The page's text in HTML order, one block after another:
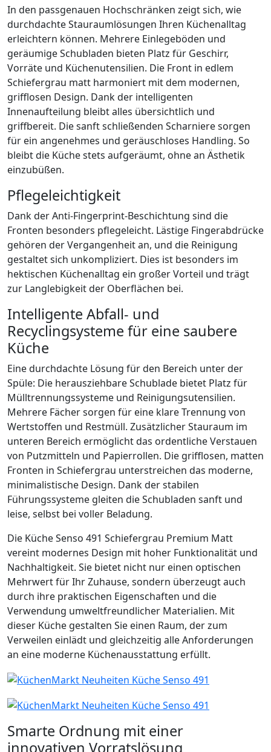
In den passgenauen Hochschränken zeigt sich, wie
durchdachte Stauraumlösungen Ihren Küchenalltag
erleichtern können. Mehrere Einlegeböden und
geräumige Schubladen bieten Platz für Geschirr,
Vorräte und Küchenutensilien. Die Front in edlem
Schiefergrau matt harmoniert mit dem modernen,
grifflosen Design. Dank der intelligenten
Innenaufteilung bleibt alles übersichtlich und
griffbereit. Die sanft schließenden Scharniere sorgen
für ein angenehmes und geräuschloses Handling. So
bleibt die Küche stets aufgeräumt, ohne an Ästhetik
einzubüßen.
Pflegeleichtigkeit
Dank der Anti-Fingerprint-Beschichtung sind die
Fronten besonders pflegeleicht. Lästige Fingerabdrücke
gehören der Vergangenheit an, und die Reinigung
gestaltet sich unkompliziert. Dies ist besonders im
hektischen Küchenalltag ein großer Vorteil und trägt
zur Langlebigkeit der Oberflächen bei.
Intelligente Abfall- und
Recyclingsysteme für eine saubere
Küche
Eine durchdachte Lösung für den Bereich unter der
Spüle: Die herausziehbare Schublade bietet Platz für
Mülltrennungssysteme und Reinigungsutensilien.
Mehrere Fächer sorgen für eine klare Trennung von
Wertstoffen und Restmüll. Zusätzlicher Stauraum im
unteren Bereich ermöglicht das ordentliche Verstauen
von Putzmitteln und Papierrollen. Die grifflosen, matten
Fronten in Schiefergrau unterstreichen das moderne,
minimalistische Design. Dank der stabilen
Führungssysteme gleiten die Schubladen sanft und
leise, selbst bei voller Beladung.
Die Küche Senso 491 Schiefergrau Premium Matt
vereint modernes Design mit hoher Funktionalität und
Nachhaltigkeit. Sie bietet nicht nur einen optischen
Mehrwert für Ihr Zuhause, sondern überzeugt auch
durch ihre praktischen Eigenschaften und die
Verwendung umweltfreundlicher Materialien. Mit
dieser Küche gestalten Sie einen Raum, der zum
Verweilen einlädt und gleichzeitig alle Anforderungen
an eine moderne Küchenausstattung erfüllt.​
Smarte Ordnung mit einer
innovativen Vorratslösung